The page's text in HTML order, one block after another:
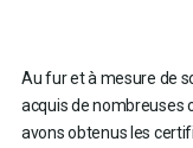
Au fur et à mesure de
acquis de nombreuses
avons obtenus les